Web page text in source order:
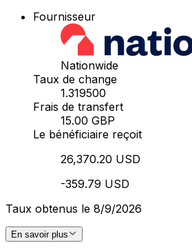
Fournisseur
Nationwide
Taux de change
1.319500
Frais de transfert
15.00 GBP
Le bénéficiaire reçoit
26,370.20 USD
-359.79 USD
Taux obtenus le 8/9/2026
En savoir plus